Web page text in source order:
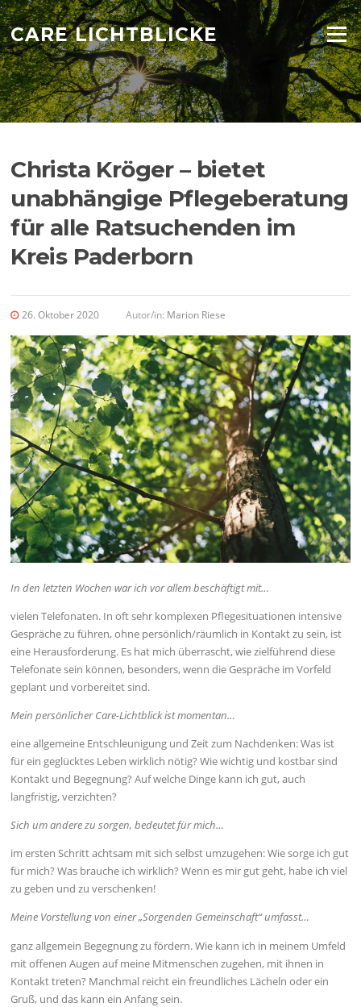
Zum
Inhalt
springen
CARE LICHTBLICKE Menü
Christa Kröger – bietet
unabhängige Pflegeberatung
für alle Ratsuchenden im
Kreis Paderborn
26. Oktober 2020 Autor/in: Marion Riese
In den letzten Wochen war ich vor allem beschäftigt mit…
vielen Telefonaten. In oft sehr komplexen Pflegesituationen intensive
Gespräche zu führen, ohne persönlich/räumlich in Kontakt zu sein, ist
eine Herausforderung. Es hat mich überrascht, wie zielführend diese
Telefonate sein können, besonders, wenn die Gespräche im Vorfeld
geplant und vorbereitet sind.
Mein persönlicher Care-Lichtblick ist momentan…
eine allgemeine Entschleunigung und Zeit zum Nachdenken: Was ist
für ein geglücktes Leben wirklich nötig? Wie wichtig und kostbar sind
Kontakt und Begegnung? Auf welche Dinge kann ich gut, auch
langfristig, verzichten?
Sich um andere zu sorgen, bedeutet für mich…
im ersten Schritt achtsam mit sich selbst umzugehen: Wie sorge ich gut
für mich? Was brauche ich wirklich? Wenn es mir gut geht, habe ich viel
zu geben und zu verschenken!
Meine Vorstellung von einer „Sorgenden Gemeinschaft“ umfasst…
ganz allgemein Begegnung zu fördern. Wie kann ich in meinem Umfeld
mit offenen Augen auf meine Mitmenschen zugehen, mit ihnen in
Kontakt treten? Manchmal reicht ein freundliches Lächeln oder ein
Gruß, und das kann ein Anfang sein.